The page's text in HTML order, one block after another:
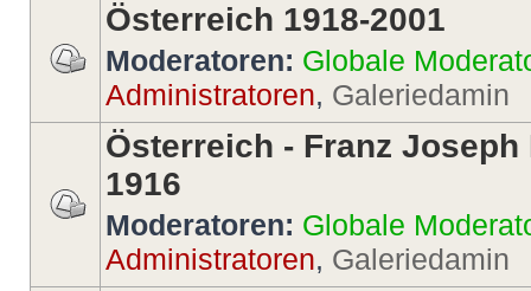
Österreich 1918-2001
Moderatoren: Globale
Administratoren, Galeriedamin
Österreich - Franz Joseph
1916
Moderatoren: Globale
Administratoren, Galeriedamin